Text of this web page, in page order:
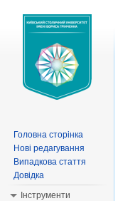
Головна сторінка
Нові редагування
Випадкова стаття
Довідка
Інструменти